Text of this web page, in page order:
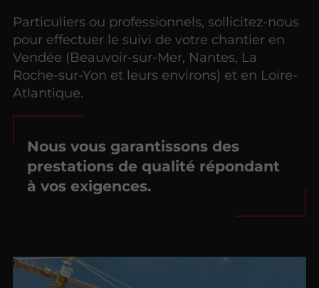
Particuliers ou professionnels, sollicitez-nous
pour effectuer le suivi de votre chantier en
Vendée (Beauvoir-sur-Mer, Nantes, La
Roche-sur-Yon et leurs environs) et en Loire-
Atlantique.
Nous vous garantissons des
prestations de qualité répondant
à vos exigences.